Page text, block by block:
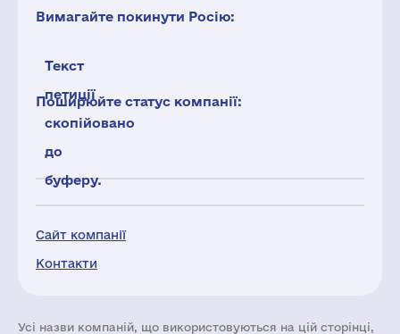
Сайт компанії
Контакти
Вимагайте покинути Росію:
Текст
петиції
скопійовано
до
буферу.
Поширюйте статус компанії:
Усі назви компаній, що використовуються на цій сторінці,